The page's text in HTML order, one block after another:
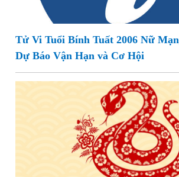
Tử Vi Tuổi Bính Tuất 2006 Nữ
Dự Báo Vận Hạn và Cơ Hội